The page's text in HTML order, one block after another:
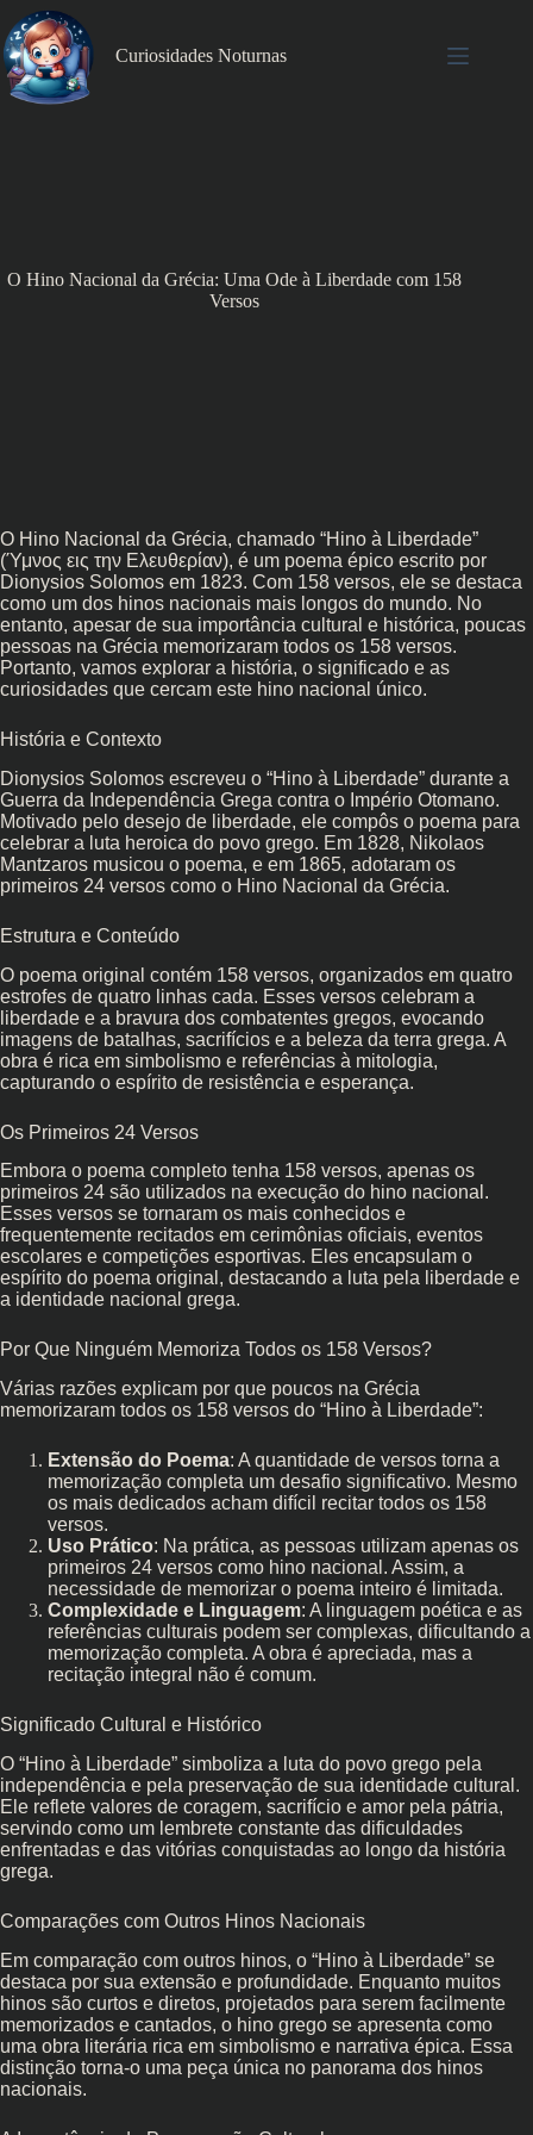
Pular
para
o
conteúdo
Curiosidades Noturnas
O Hino Nacional da Grécia: Uma Ode à Liberdade com 158
Versos
O Hino Nacional da Grécia, chamado “Hino à Liberdade”
(Ύμνος εις την Ελευθερίαν), é um poema épico escrito por
Dionysios Solomos em 1823. Com 158 versos, ele se destaca
como um dos hinos nacionais mais longos do mundo. No
entanto, apesar de sua importância cultural e histórica, poucas
pessoas na Grécia memorizaram todos os 158 versos.
Portanto, vamos explorar a história, o significado e as
curiosidades que cercam este hino nacional único.
História e Contexto
Dionysios Solomos escreveu o “Hino à Liberdade” durante a
Guerra da Independência Grega contra o Império Otomano.
Motivado pelo desejo de liberdade, ele compôs o poema para
celebrar a luta heroica do povo grego. Em 1828, Nikolaos
Mantzaros musicou o poema, e em 1865, adotaram os
primeiros 24 versos como o Hino Nacional da Grécia.
Estrutura e Conteúdo
O poema original contém 158 versos, organizados em quatro
estrofes de quatro linhas cada. Esses versos celebram a
liberdade e a bravura dos combatentes gregos, evocando
imagens de batalhas, sacrifícios e a beleza da terra grega. A
obra é rica em simbolismo e referências à mitologia,
capturando o espírito de resistência e esperança.
Os Primeiros 24 Versos
Embora o poema completo tenha 158 versos, apenas os
primeiros 24 são utilizados na execução do hino nacional.
Esses versos se tornaram os mais conhecidos e
frequentemente recitados em cerimônias oficiais, eventos
escolares e competições esportivas. Eles encapsulam o
espírito do poema original, destacando a luta pela liberdade e
a identidade nacional grega.
Por Que Ninguém Memoriza Todos os 158 Versos?
Várias razões explicam por que poucos na Grécia
memorizaram todos os 158 versos do “Hino à Liberdade”:
Extensão do Poema: A quantidade de versos torna a
memorização completa um desafio significativo. Mesmo
os mais dedicados acham difícil recitar todos os 158
versos.
Uso Prático: Na prática, as pessoas utilizam apenas os
primeiros 24 versos como hino nacional. Assim, a
necessidade de memorizar o poema inteiro é limitada.
Complexidade e Linguagem: A linguagem poética e as
referências culturais podem ser complexas, dificultando a
memorização completa. A obra é apreciada, mas a
recitação integral não é comum.
Significado Cultural e Histórico
O “Hino à Liberdade” simboliza a luta do povo grego pela
independência e pela preservação de sua identidade cultural.
Ele reflete valores de coragem, sacrifício e amor pela pátria,
servindo como um lembrete constante das dificuldades
enfrentadas e das vitórias conquistadas ao longo da história
grega.
Comparações com Outros Hinos Nacionais
Em comparação com outros hinos, o “Hino à Liberdade” se
destaca por sua extensão e profundidade. Enquanto muitos
hinos são curtos e diretos, projetados para serem facilmente
memorizados e cantados, o hino grego se apresenta como
uma obra literária rica em simbolismo e narrativa épica. Essa
distinção torna-o uma peça única no panorama dos hinos
nacionais.